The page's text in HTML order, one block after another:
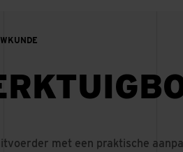
met een praktische